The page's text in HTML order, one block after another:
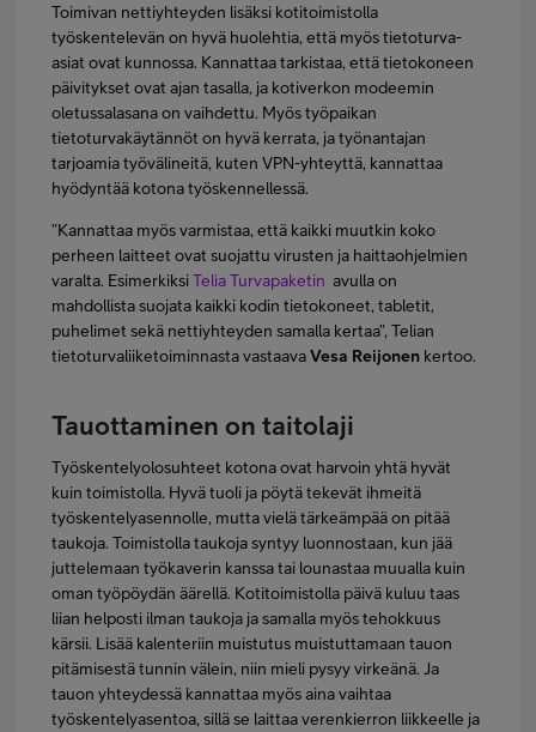
Toimivan nettiyhteyden lisäksi kotitoimistolla
työskentelevän on hyvä huolehtia, että myös tietoturva-
asiat ovat kunnossa. Kannattaa tarkistaa, että tietokoneen
päivitykset ovat ajan tasalla, ja kotiverkon modeemin
oletussalasana on vaihdettu. Myös työpaikan
tietoturvakäytännöt on hyvä kerrata, ja työnantajan
tarjoamia työvälineitä, kuten VPN-yhteyttä, kannattaa
hyödyntää kotona työskennellessä.
”Kannattaa myös varmistaa, että kaikki muutkin koko
perheen laitteet ovat suojattu virusten ja haittaohjelmien
varalta. EsimerkiksiTelia Turvapaketinavulla on
mahdollista suojata kaikki kodin tietokoneet, tabletit,
puhelimet sekä nettiyhteyden samalla kertaa”, Telian
tietoturvaliiketoiminnasta vastaavaVesa Reijonen kertoo.
Tauottaminen on taitolaji
Työskentelyolosuhteet kotona ovat harvoin yhtä hyvät
kuin toimistolla. Hyvä tuoli ja pöytä tekevät ihmeitä
työskentelyasennolle, mutta vielä tärkeämpää on pitää
taukoja. Toimistolla taukoja syntyy luonnostaan, kun jää
juttelemaan työkaverin kanssa tai lounastaa muualla kuin
oman työpöydän äärellä. Kotitoimistolla päivä kuluu taas
liian helposti ilman taukoja ja samalla myös tehokkuus
kärsii. Lisää kalenteriin muistutus muistuttamaan tauon
pitämisestä tunnin välein, niin mieli pysyy virkeänä. Ja
tauon yhteydessä kannattaa myös aina vaihtaa
työskentelyasentoa, sillä se laittaa verenkierron liikkeelle ja